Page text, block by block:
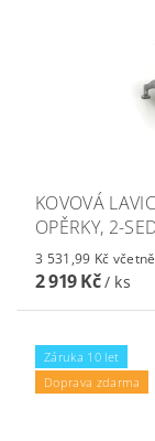
KOVOVÁ
OPĚRKY, 2-
3 531,99 Kč
2 919 Kč/ ks
Záruka 10 let
Doprava zdarma